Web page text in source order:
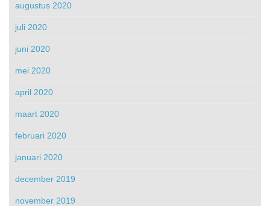
augustus 2020
juli 2020
juni 2020
mei 2020
april 2020
maart 2020
februari 2020
januari 2020
december 2019
november 2019